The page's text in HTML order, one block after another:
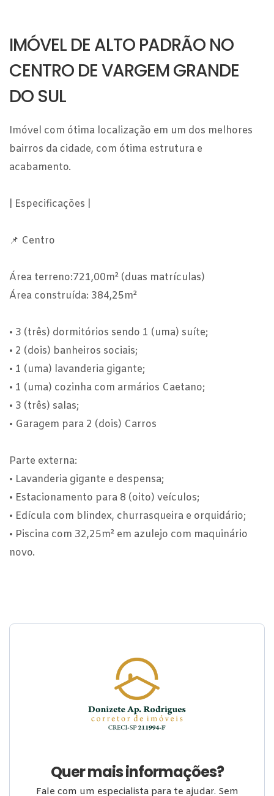
IMÓVEL DE ALTO PADRÃO NO
CENTRO DE VARGEM GRANDE
DO SUL
Imóvel com ótima localização em um dos melhores
bairros da cidade, com ótima estrutura e
acabamento.
| Especificações |
📌 Centro
Área terreno:721,00m² (duas matrículas)
Área construída: 384,25m²
• 3 (três) dormitórios sendo 1 (uma) suíte;
• 2 (dois) banheiros sociais;
• 1 (uma) lavanderia gigante;
• 1 (uma) cozinha com armários Caetano;
• 3 (três) salas;
• Garagem para 2 (dois) Carros
Parte externa:
• Lavanderia gigante e despensa;
• Estacionamento para 8 (oito) veículos;
• Edícula com blindex, churrasqueira e orquidário;
• Piscina com 32,25m² em azulejo com maquinário
novo.
Quer mais informações?
Fale com um especialista para te ajudar. Sem